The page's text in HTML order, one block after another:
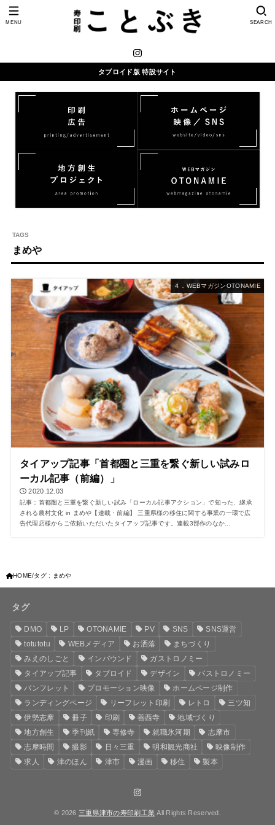
SEARCH
MENU
タブロイド版 特設サイト
まめや
４．WEBマガジンOTONAMIE
タイアップ記事「首都圏と三重を繋ぐ新しい試みロ
ーカル記事（前編）」
2020.12.03
記事：首都圏と三重を繋ぐ新しい試み「ローカル記事アクション」で知った、継承
される農村文化 in まめや【連載・前編】 三重県様の移住に関する事業の一環で広
告代理店様からご依頼いただいたタイアップ記事です。連載3部作のなか...
HOME タグ : まめや
タグ
DMO LP OTONAMIE PV SNS
SNS運営
totutotu
WEBメディア お洒落
まちづくり
みえのしごと
インバウンド
ガストロノミー
タイアップ記事
タブロイド デザイン
バストロノミー
パンフレット
プロモーション映像
ホームページ制作
ランディングページ
リーフレット印刷 レトロ
三ツ知
伊勢志摩
冊子 印刷 善西寺
地域づくり
地方創生
季刊紙 専修寺 就職氷河期
志摩市
志摩時間
撮影 日々三重 明和観光商社
映像制作
求人
津のほん 津市 漫画 移住 製本
© 2026 三重県津市の寿印刷工業 All Rights Reserved.